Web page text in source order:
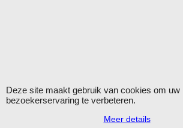
Deze site maakt gebruik van cookies om uw
bezoekerservaring te verbeteren.
Meer details